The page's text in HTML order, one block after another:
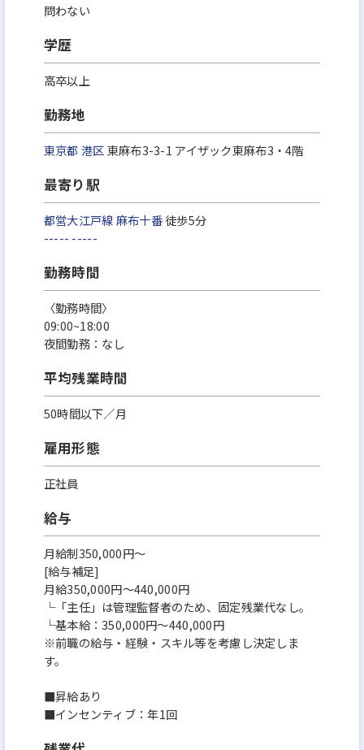
問わない
学歴
高卒以上
勤務地
東京都 港区東麻布3-3-1 アイザック東麻布3・4階
最寄り駅
都営大江戸線麻布十番徒歩5分
----- -----
勤務時間
〈勤務時間〉
09:00~18:00
夜間勤務：なし
平均残業時間
50時間以下／月
雇用形態
正社員
給与
月給制350,000円～
[給与補足]
月給350,000円～440,000円
└「主任」は管理監督者のため、固定残業代なし。
└基本給：350,000円～440,000円
※前職の給与・経験・スキル等を考慮し決定しま
す。
■昇給あり
■インセンティブ：年1回